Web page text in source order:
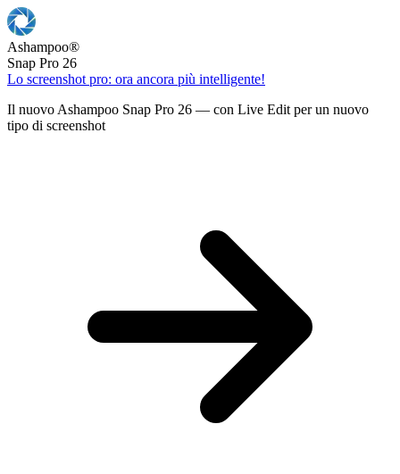
Ashampoo®
Snap Pro 26
Lo screenshot pro: ora ancora più intelligente!
Il nuovo Ashampoo Snap Pro 26 — con Live Edit per un nuovo
tipo di screenshot